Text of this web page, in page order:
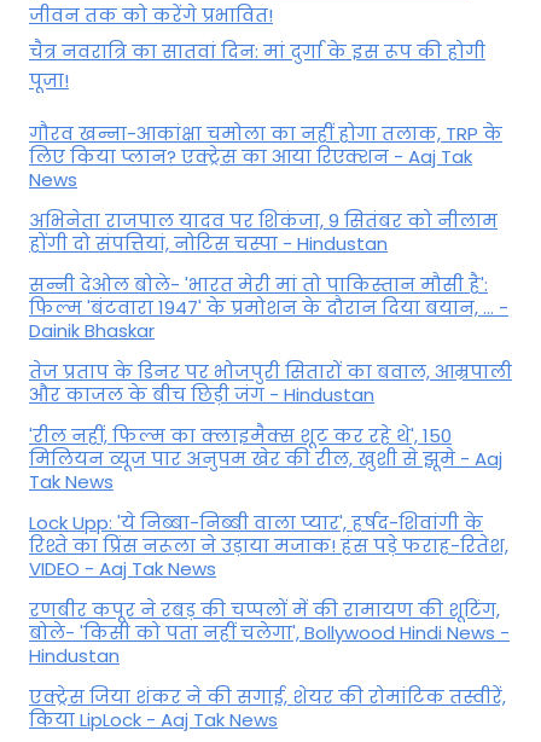
जीवन तक को करेंगे प्रभावित!
चैत्र नवरात्रि का सातवां दिन: मां दुर्गा के इस रूप की होगी
पूजा!
गौरव खन्ना-आकांक्षा चमोला का नहीं होगा तलाक, TRP के
लिए किया प्लान? एक्ट्रेस का आया रिएक्शन - Aaj Tak
News
अभिनेता राजपाल यादव पर शिकंजा, 9 सितंबर को नीलाम
होंगी दो संपत्तियां, नोटिस चस्पा - Hindustan
सन्नी देओल बोले- 'भारत मेरी मां तो पाकिस्तान मौसी है':
फिल्म 'बंटवारा 1947' के प्रमोशन के दौरान दिया बयान, ... -
Dainik Bhaskar
तेज प्रताप के डिनर पर भोजपुरी सितारों का बवाल, आम्रपाली
और काजल के बीच छिड़ी जंग - Hindustan
'रील नहीं, फिल्म का क्लाइमैक्स शूट कर रहे थे', 150
मिलियन व्यूज पार अनुपम खेर की रील, खुशी से झूमे - Aaj
Tak News
Lock Upp: 'ये निब्बा-निब्बी वाला प्यार', हर्षद-शिवांगी के
रिश्ते का प्रिंस नरूला ने उड़ाया मजाक! हंस पड़े फराह-रितेश,
VIDEO - Aaj Tak News
रणबीर कपूर ने रबड़ की चप्पलों में की रामायण की शूटिंग,
बोले- 'किसी को पता नहीं चलेगा', Bollywood Hindi News -
Hindustan
एक्ट्रेस जिया शंकर ने की सगाई, शेयर की रोमांटिक तस्वीरें,
किया LipLock - Aaj Tak News